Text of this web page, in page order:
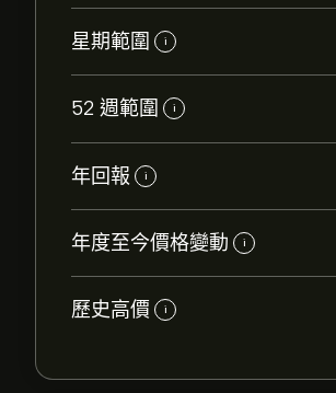
星期範圍 i
52 週範圍 i
年回報 i
年度至今價格變動 i
歷史高價 i